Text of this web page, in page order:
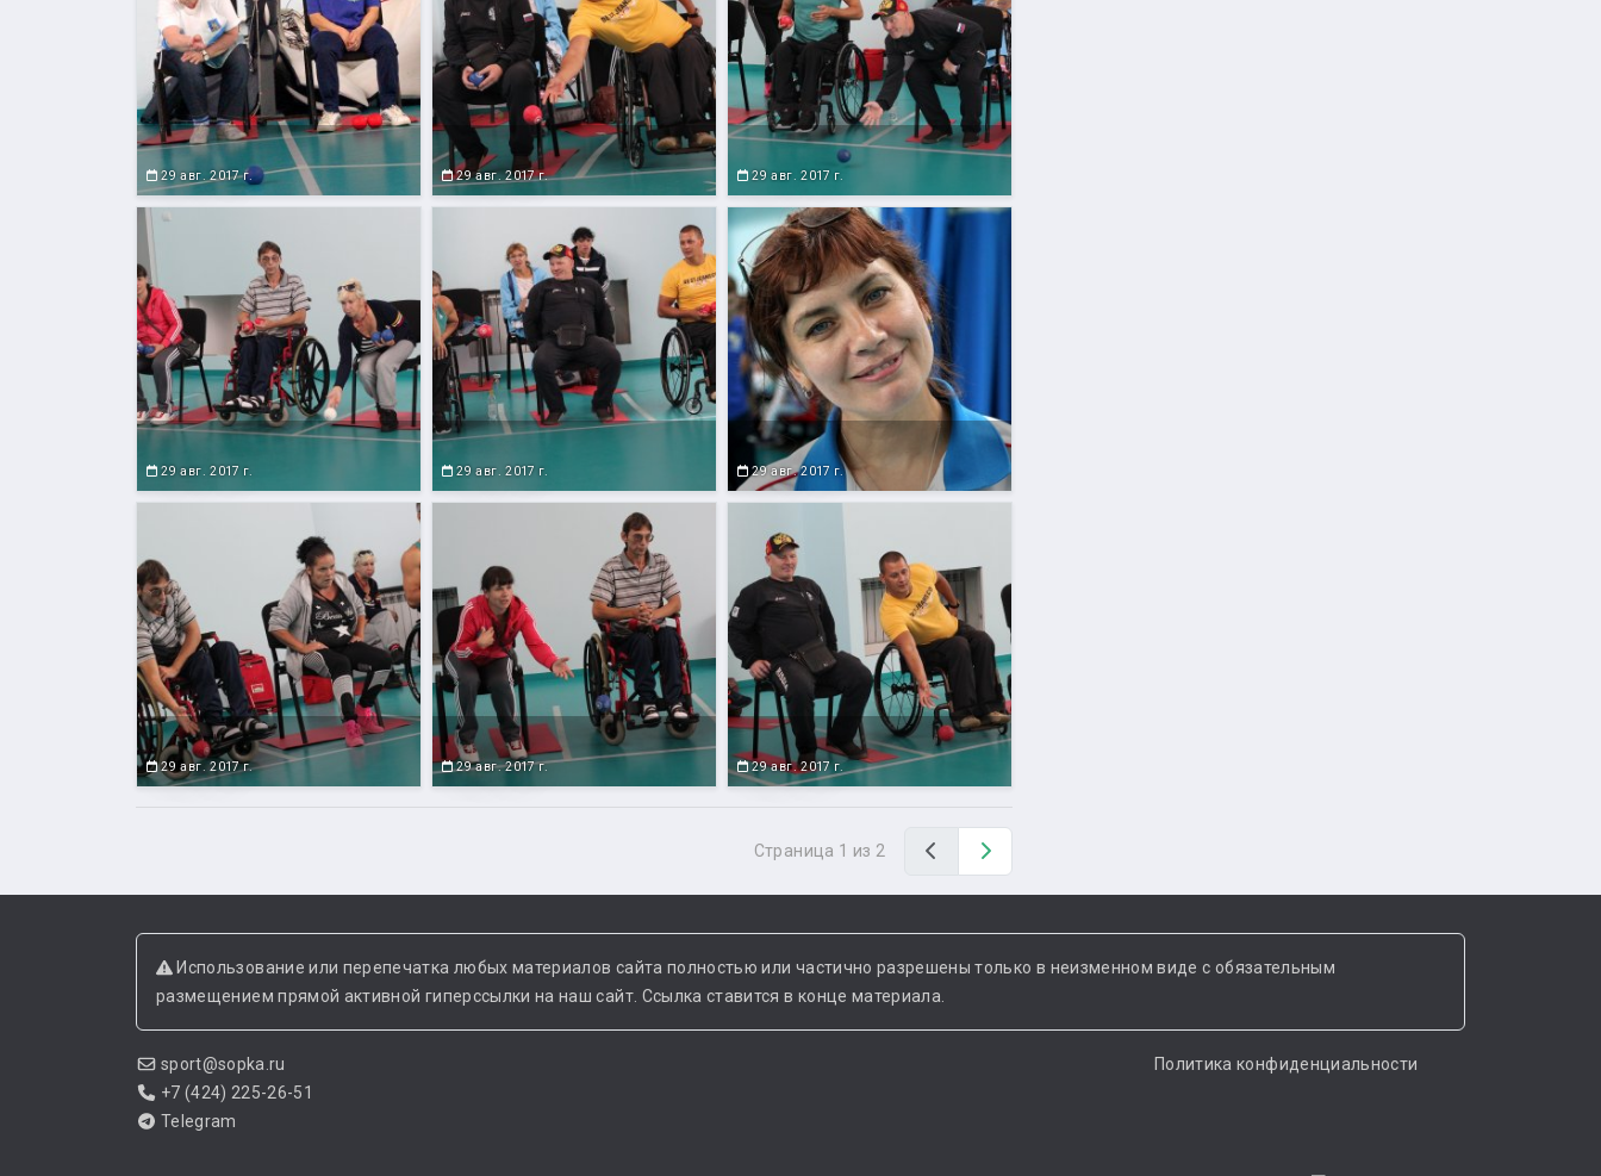
29 авг. 2017 г. 29 авг. 2017 г. 29 авг. 2017 г.
29 авг. 2017 г. 29 авг. 2017 г. 29 авг. 2017 г.
29 авг. 2017 г. 29 авг. 2017 г. 29 авг. 2017 г.
Страница 1 из 2 Назад
Использование или перепечатка любых материалов сайта полностью или частично разрешены только в неизменном виде с обязательным
размещением прямой активной гиперссылки на наш сайт. Ссылка ставится в конце материала.
sport@sopka.ru
+7 (424) 225-26-51
Telegram
Политика конфиденциальности